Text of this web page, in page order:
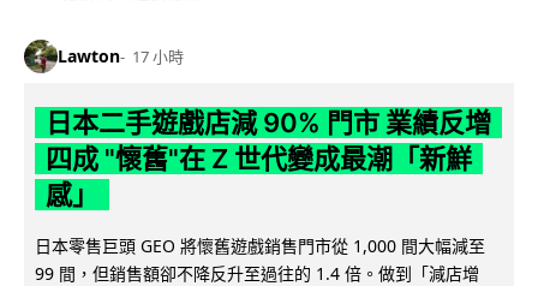
Lawton 17 小時
日本二手遊戲店減 90% 門市 業績反增
四成 "懷舊"在 Z 世代變成最潮「新鮮
感」
日本零售巨頭 GEO 將懷舊遊戲銷售門市從 1,000 間大幅減至
99 間，但銷售額卻不降反升至過往的 1.4 倍。做到「減店增